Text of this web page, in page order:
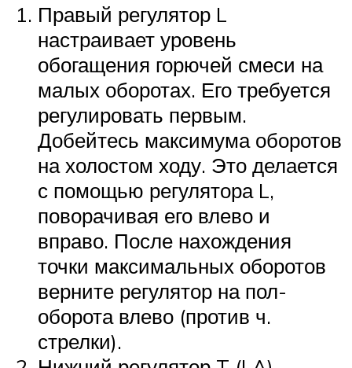
Правый регулятор L
настраивает уровень
обогащения горючей смеси на
малых оборотах. Его требуется
регулировать первым.
Добейтесь максимума оборотов
на холостом ходу. Это делается
с помощью регулятора L,
поворачивая его влево и
вправо. После нахождения
точки максимальных оборотов
верните регулятор на пол-
оборота влево (против ч.
стрелки).